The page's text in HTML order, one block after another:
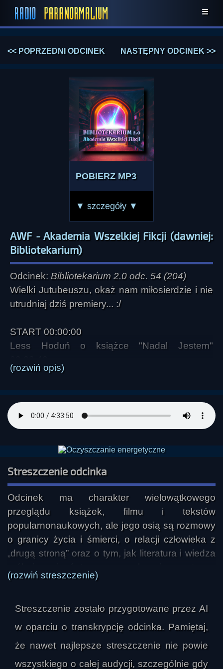
☰
<< POPRZEDNI ODCINEK NASTĘPNY ODCINEK >>
POBIERZ MP3
▼ szczegóły ▼
AWF - Akademia Wszelkiej Fikcji (dawniej:
Bibliotekarium)
Odcinek: Bibliotekarium 2.0 odc. 54 (204)
Wielki Jutubeuszu, okaż nam miłosierdzie i nie
utrudniaj dziś premiery... :/
START 00:00:00
Less Hoduń o książce "Nadal Jestem"
Słowne interludium 01:28:38
Słowne interludium 01:51:16
Labirynt książek Mirosława Gołuńskiego -
Monika Śliwińska - "Panny z Wesela. Siostry
Mikołajczykówny i ich świat" 01:51:34
Słowne interludium 02:07:56
Kamila Ciołko-Borkowska - Za winklem (czyta
Marek Sęk "Ivellios") 02:08:58
Słowne interludium 02:12:42
MAUPA: Jerzy Domański - "Zagadka epoki"
02:13:26
Słowne interludium 02:28:48
Alchemia tworzenia Katarzyny Prychacz - s. 2
Słowne interludium 03:09:09
wrażenie (czyta Marek Sęk "Ivellios") 03:09:43
Słowne interludium 03:35:03
pokoleniowe 03:36:15
Słowne interludium 04:26:00
(rozwiń opis)
Streszczenie odcinka
Odcinek ma charakter wielowątkowego
przeglądu książek, filmu i tekstów
popularnonaukowych, ale jego osią są rozmowy
o granicy życia i śmierci, o relacji człowieka z
„drugą stroną” oraz o tym, jak literatura i wiedza
materialistycznemu wyjaśnieniu. W tle pojawia
sporze między sceptycyzmem a
doświadczeniem jednostek oraz o tym, że
nie jedynym możliwym językiem mówienia o
rzeczywistości.
(rozwiń streszczenie)
Streszczenie zostało przygotowane przez AI
w oparciu o transkrypcję odcinka. Pamiętaj,
że nawet najlepsze streszczenie nie powie
wszystkiego o całej audycji, szczególnie gdy